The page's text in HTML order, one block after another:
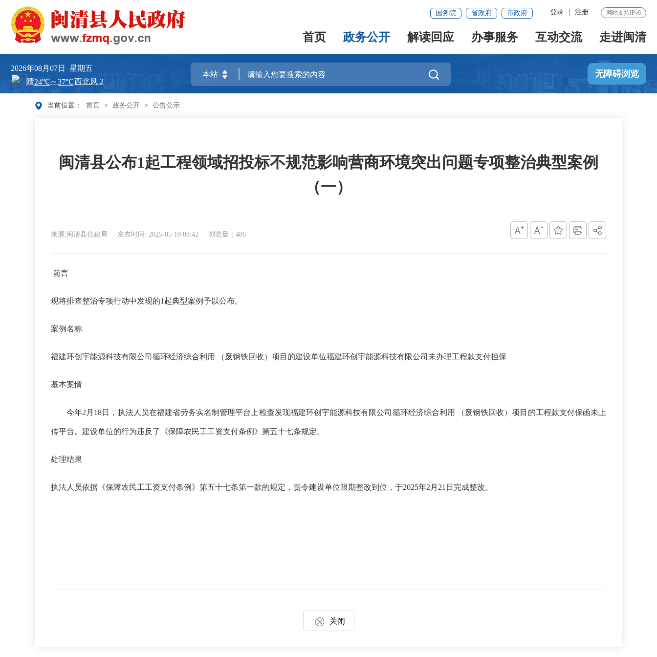
网站支持IPv6
登录 注册
国务院 省政府 市政府
首页 政务公开 解读回应 办事服务 互动交流 走进闽清
2026年08月07日 星期五
 无障碍浏览
当前位置： 首页 > 政务公开 > 公告公示
闽清县公布1起工程领域招投标不规范影响营商环境突出问题专项整治典型案例
（一）
来源:闽清县住建局 发布时间: 2025-05-19 08:42 浏览量：486
前言
现将排查整治专项行动中发现的1 起典型案例予以公布。
案例名称
福建环创宇能源科技有限公司循环经济综合利用 （废钢铁回收）项目的建设单位福建环创宇能源科技有限公司未办理工程款支付担保
基本案情
今年2 月 18日，执法人员在福建省劳务实名制管理平台上检查发现福建环创宇能源科技有限公司循环经济综合利用 （废钢铁回收）项目的工程款支付保函未上
传平台 。建设单位的行为违反了《保障农民工工资支付条例》第五十七条规定。
处理结果
执法人员依据《保障农民工工资支付条例》第五十七条第一款的规定，责令建设单位限期整改到位 ，于2025年2月21日完成整改。
关闭